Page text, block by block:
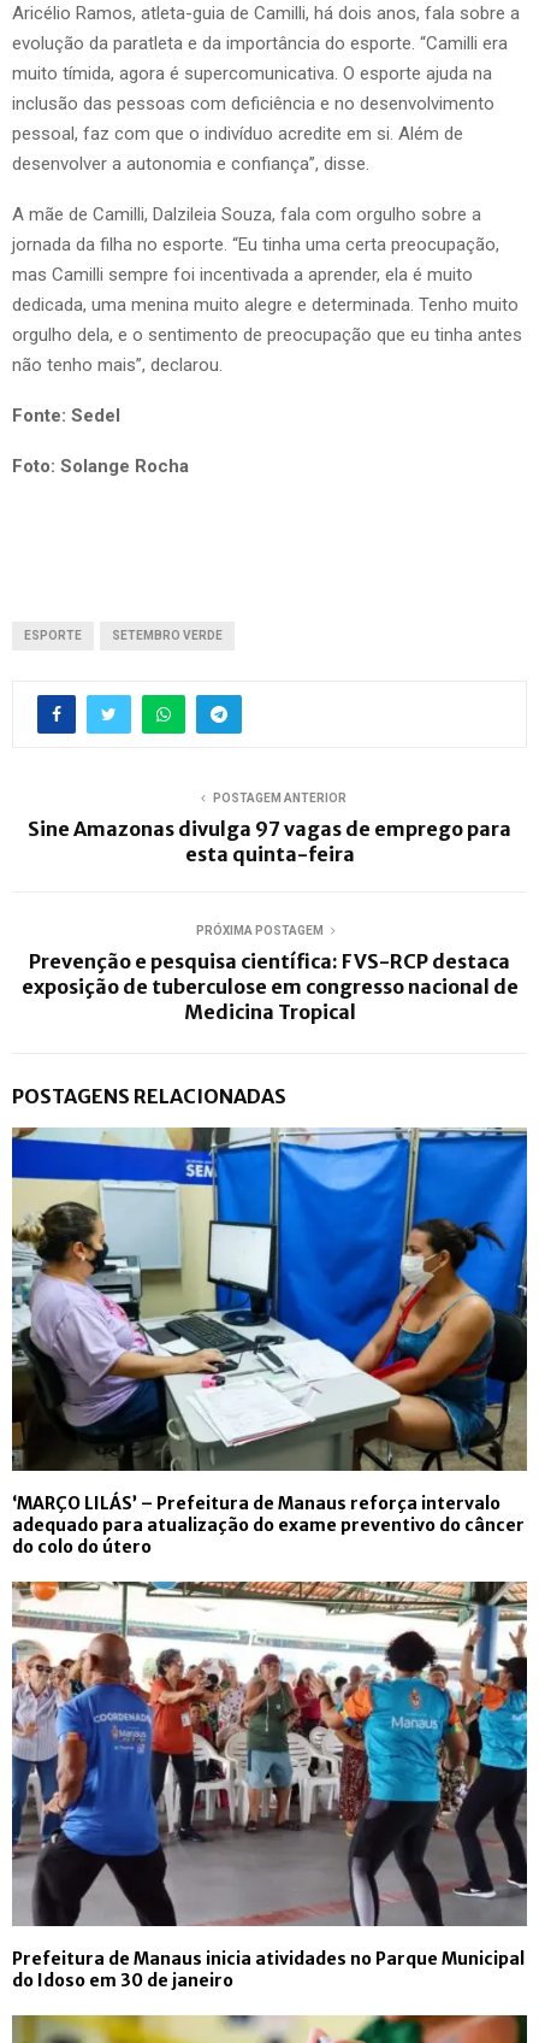
Aricélio Ramos, atleta-guia de Camilli, há dois anos, fala sobre a
evolução da paratleta e da importância do esporte. “Camilli era
muito tímida, agora é supercomunicativa. O esporte ajuda na
inclusão das pessoas com deficiência e no desenvolvimento
pessoal, faz com que o indivíduo acredite em si. Além de
desenvolver a autonomia e confiança”, disse.
A mãe de Camilli, Dalzileia Souza, fala com orgulho sobre a
jornada da filha no esporte. “Eu tinha uma certa preocupação,
mas Camilli sempre foi incentivada a aprender, ela é muito
dedicada, uma menina muito alegre e determinada. Tenho muito
orgulho dela, e o sentimento de preocupação que eu tinha antes
não tenho mais”, declarou.
Fonte: Sedel
Foto: Solange Rocha
ESPORTE SETEMBRO VERDE
POSTAGEM ANTERIOR
Sine Amazonas divulga 97 vagas de emprego para
esta quinta-feira
PRÓXIMA POSTAGEM
Prevenção e pesquisa científica: FVS-RCP destaca
exposição de tuberculose em congresso nacional de
Medicina Tropical
POSTAGENS RELACIONADAS
‘MARÇO LILÁS’ – Prefeitura de Manaus reforça intervalo
adequado para atualização do exame preventivo do câncer
do colo do útero
Prefeitura de Manaus inicia atividades no Parque Municipal
do Idoso em 30 de janeiro